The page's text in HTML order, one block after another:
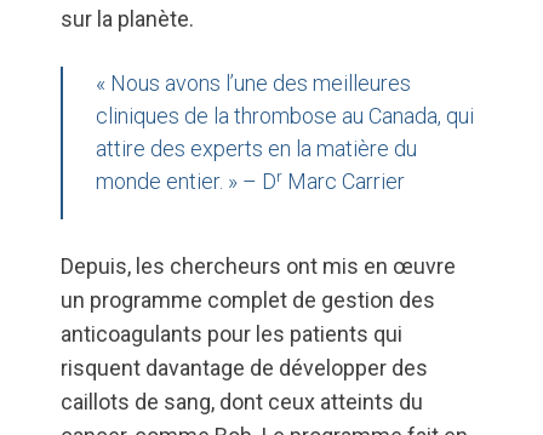
sur la planète.
« Nous avons l’une des meilleures
cliniques de la thrombose au Canada, qui
attire des experts en la matière du
monde entier. » – Dr Marc Carrier
Depuis, les chercheurs ont mis en œuvre
un programme complet de gestion des
anticoagulants pour les patients qui
risquent davantage de développer des
caillots de sang, dont ceux atteints du